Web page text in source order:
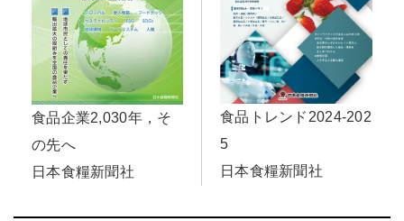
食品企業2,030年，そ
の先へ
日本食糧新聞社
食品トレンド2024-202
5
日本食糧新聞社